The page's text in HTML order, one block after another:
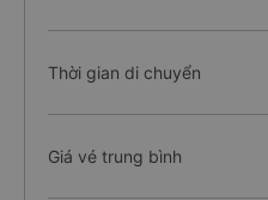
Thời gian di chuyển
Giá vé trung bình